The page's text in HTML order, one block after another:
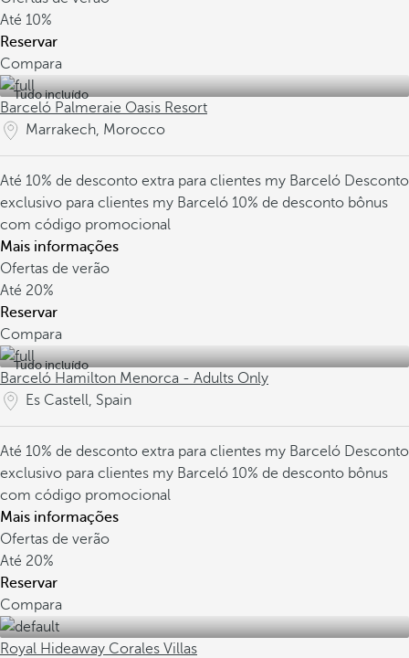
Até 10%
Reservar
Compara
Tudo incluído
Barceló Palmeraie Oasis Resort
Marrakech, Morocco
Até 10% de desconto extra para clientes my Barceló Desconto
exclusivo para clientes my Barceló 10% de desconto bônus
com código promocional
Mais informações
Ofertas de verão
Até 20%
Reservar
Compara
Tudo incluído
Barceló Hamilton Menorca - Adults Only
Es Castell, Spain
Até 10% de desconto extra para clientes my Barceló Desconto
exclusivo para clientes my Barceló 10% de desconto bônus
com código promocional
Mais informações
Ofertas de verão
Até 20%
Reservar
Compara
Royal Hideaway Corales Villas